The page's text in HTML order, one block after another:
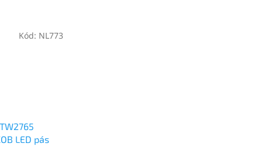
LED pás
Kód: NL773